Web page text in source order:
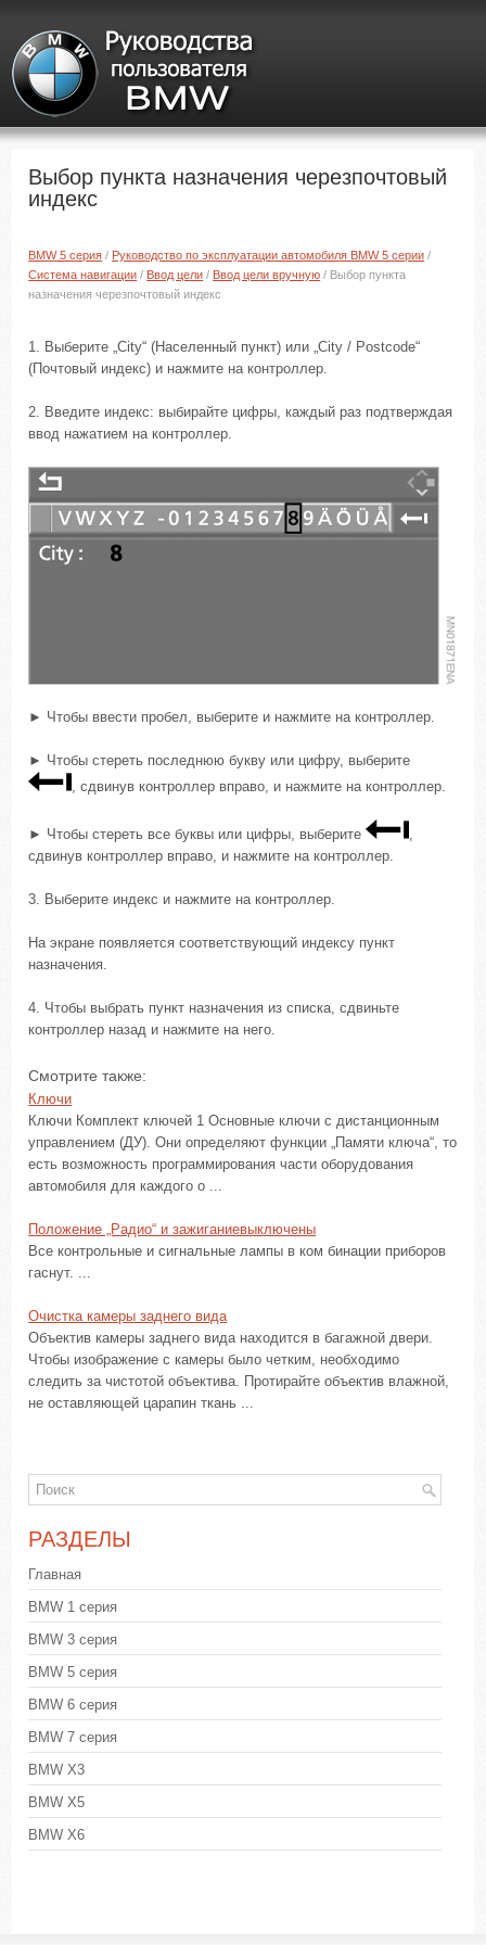
Выбор пункта назначения черезпочтовый
индекс
BMW 5 серия / Руководство по эксплуатации автомобиля BMW 5 серии /
Система навигации / Ввод цели / Ввод цели вручную / Выбор пункта
назначения черезпочтовый индекс
1. Выберите „City“ (Населенный пункт) или „City / Postcode“
(Почтовый индекс) и нажмите на контроллер.
2. Введите индекс: выбирайте цифры, каждый раз подтверждая
ввод нажатием на контроллер.
► Чтобы ввести пробел, выберите и нажмите на контроллер.
► Чтобы стереть последнюю букву или цифру, выберите
, сдвинув контроллер вправо, и нажмите на контроллер.
► Чтобы стереть все буквы или цифры, выберите
,
сдвинув контроллер вправо, и нажмите на контроллер.
3. Выберите индекс и нажмите на контроллер.
На экране появляется соответствующий индексу пункт
назначения.
4. Чтобы выбрать пункт назначения из списка, сдвиньте
контроллер назад и нажмите на него.
Смотрите также:
Ключи
Ключи Комплект ключей 1 Основные ключи с дистанционным
управлением (ДУ). Они определяют функции „Памяти ключа“, то
есть возможность программирования части оборудования
автомобиля для каждого о ...
Положение „Радио“ и зажиганиевыключены
Все контрольные и сигнальные лампы в ком бинации приборов
гаснут. ...
Очистка камеры заднего вида
Объектив камеры заднего вида находится в багажной двери.
Чтобы изображение с камеры было четким, необходимо
следить за чистотой объектива. Протирайте объектив влажной,
не оставляющей царапин ткань ...
РАЗДЕЛЫ
Главная
BMW 1 серия
BMW 3 серия
BMW 5 серия
BMW 6 серия
BMW 7 серия
BMW X3
BMW X5
BMW X6